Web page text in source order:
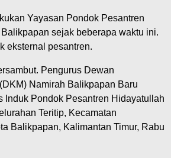
Yayasan Pondok Pesantren
sejak beberapa waktu ini.
eksternal pesantren.
Pengurus Dewan
Namirah Balikpapan Baru
Induk Pondok Pesantren Hidayatullah
Teritip, Kecamatan
Balikpapan, Kalimantan Timur, Rabu